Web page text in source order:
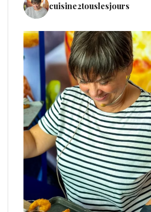
cuisine2touslesjours